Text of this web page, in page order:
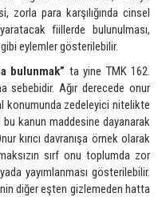
zorla para karşılığında cinsel
fiillerde bulunulması,
eylemler gösterilebilir.
bulunmak” ta yine TMK 162.
sebebidir. Ağır derecede onur
konumunda zedeleyici nitelikte
kanun maddesine dayanarak
kırıcı davranışa örnek olarak
sırf onu toplumda zor
yayımlanması gösterilebilir.
diğer eşten gizlemeden hatta